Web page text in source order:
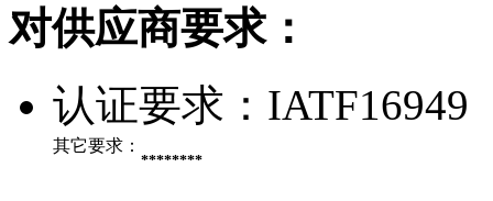
对供应商要求：
认证要求： IATF16949
其它要求：
********